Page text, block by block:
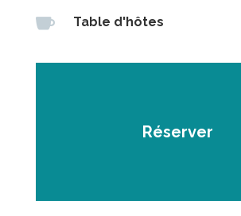
 Table d'hôtes
Réserver